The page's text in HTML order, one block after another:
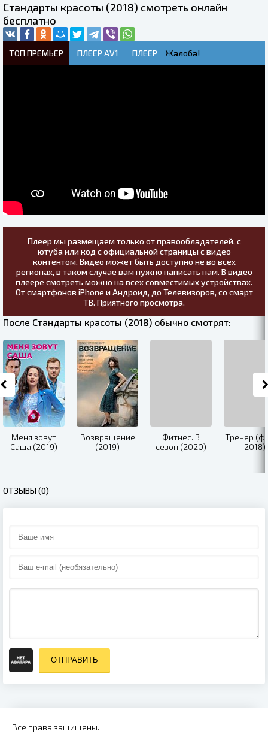
Стандарты красоты (2018) смотреть онлайн
бесплатно
ТОП ПРЕМЬЕР ПЛЕЕР AV1 ПЛЕЕР Жалоба!
Плеер мы размещаем только от правообладателей, с
ютуба или код с официальной страницы с видео
контентом. Видео может быть доступно не во всех
регионах, в таком случае вам нужно написать нам. В видео
плеере смотреть можно на всех совместимых устройствах.
От смартфонов iPhone и Андроид, до Телевизоров, со смарт
ТВ. Приятного просмотра.
После Стандарты красоты (2018) обычно смотрят:
Меня зовут
Саша (2019)
Возвращение
(2019)
Фитнес. 3
сезон (2020)
Тренер
2018)
ОТЗЫВЫ (0)
ОТПРАВИТЬ
Все права защищены.